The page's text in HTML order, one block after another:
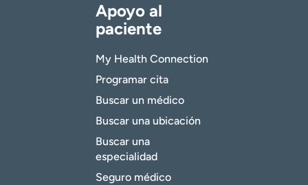
Apoyo al
paciente
My Health Connection
Programar cita
Buscar un médico
Buscar una ubicación
Buscar una
especialidad
Seguro médico